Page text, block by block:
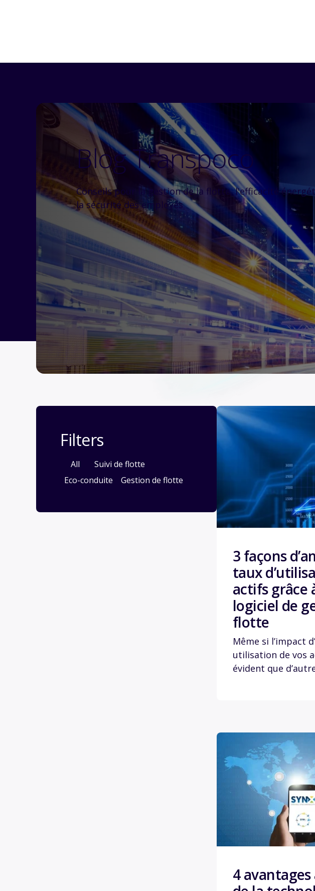
Blog Transpoco
Conseils pour la gestion de la flotte, l'efficacité
la sécurité des employés
Filters
All
Suivi de flotte
Eco-conduite
Gestion de flotte
3 façons
taux
actifs grâce
logiciel de
flotte
Même si l’impact
utilisation de vos
évident que
4